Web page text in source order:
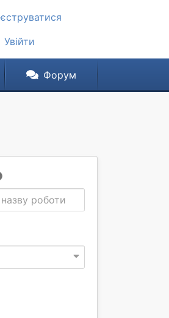
Увійти
Форум
роботи